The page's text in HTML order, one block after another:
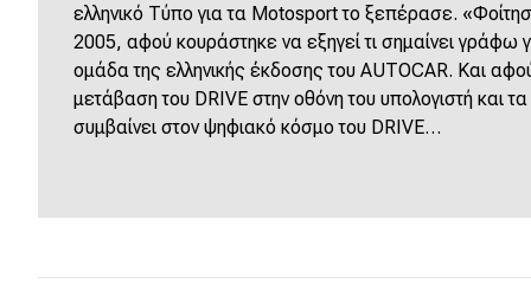
ελληνικό Τύπο για τα Motosport το ξεπέρασε.
2005, αφού κουράστηκε να εξηγεί τι σημαίνει γράφω
ομάδα της ελληνικής έκδοσης του AUTOCAR. Και
μετάβαση του DRIVE στην οθόνη του υπολογιστή και
συμβαίνει στον ψηφιακό κόσμο του DRIVE…